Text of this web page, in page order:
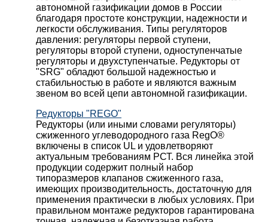
автономной газификации домов в России
благодаря простоте конструкции, надежности и
легкости обслуживания. Типы регуляторов
давления: регуляторы первой ступени,
регуляторы второй ступени, одноступенчатые
регуляторы и двухступенчатые. Редукторы от
"SRG" обладют большой надежностью и
стабильностью в работе и являются важным
звеном во всей цепи автономной газификации.
Редукторы "REGO"
Редукторы (или иными словами регуляторы)
сжиженного углеводородного газа RegO®
включены в список UL и удовлетворяют
актуальным требованиям РСТ. Вся линейка этой
продукции содержит полный набор
типоразмеров клапанов сжиженного газа,
имеющих производительность, достаточную для
применения практически в любых условиях. При
правильном монтаже редукторов гарантирована